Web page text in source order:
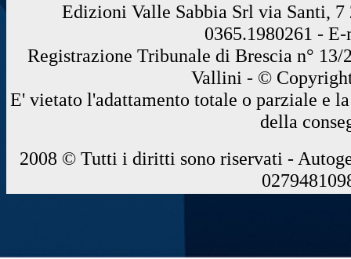
Edizioni Valle Sabbia Srl via Santi, 7
0365.1980261 -
Registrazione Tribunale di Brescia n°
Vallini - ©
E' vietato l'adattamento totale o parziale e
della
2008 © Tutti i diritti sono riservati -